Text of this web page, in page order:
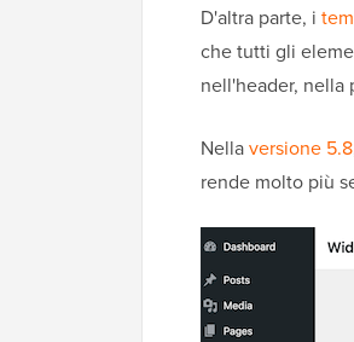
D'altra parte, i
che tutti gli
nell'header, nella
Nellaversione 5.8
rende molto più